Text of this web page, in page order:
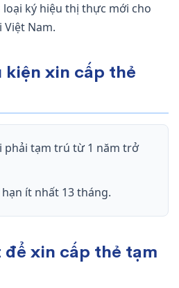
ký hiệu thị thực mới cho
Nam.
kiện xin cấp thẻ
phải tạm trú từ 1 năm trở
ít nhất 13 tháng.
để xin cấp thẻ tạm